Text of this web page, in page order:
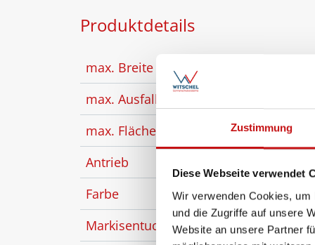
Zustimmung
Diese Webseite verwendet
Wir verwenden Cookies,
und die Zugriffe auf unsere
Website an unsere Partner
Produktdetails
max. Breite
max. Ausfall
max. Fläche
30 m²
Antrieb
Farbe
Markisentuch